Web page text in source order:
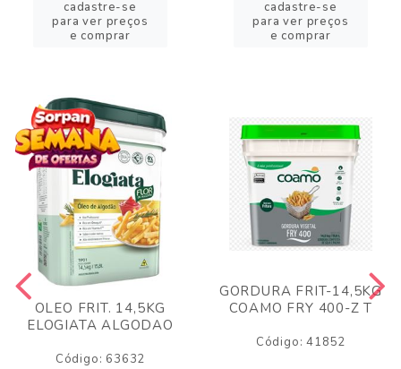
cadastre-se
para ver preços
e comprar
cadastre-se
para ver preços
e comprar
OLEO FRIT. 14,5KG
ELOGIATA ALGODAO
Código: 63632
GORDURA FRIT-14,5KG
COAMO FRY 400-Z T
Código: 41852